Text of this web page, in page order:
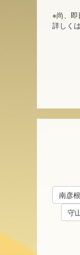
※尚、即
詳しく
南彦
守